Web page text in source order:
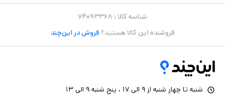
شناسه کالا : ۷۴۰۹۳۳۶۸
فروشنده این کالا هستید؟ فروش در این‌چند
شنبه تا چهار شنبه از ۹ الی ۱۷ ، پنج شنبه ۹ الی ۱۳